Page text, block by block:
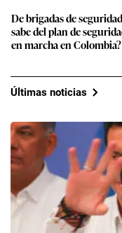
De brigadas de
sabe del plan de
en marcha en Colombia?
Últimas noticias